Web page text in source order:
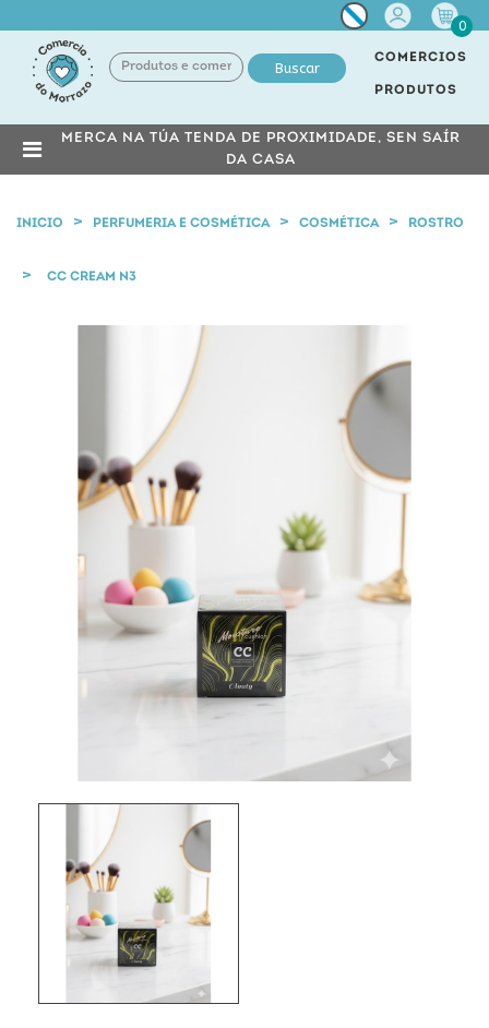
Miña
conta
0
Buscar
COMERCIOS
PRODUTOS
MERCA NA TÚA TENDA DE PROXIMIDADE, SEN SAÍR
DA CASA
INICIO PERFUMERIA E COSMÉTICA COSMÉTICA ROSTRO
CC CREAM N3